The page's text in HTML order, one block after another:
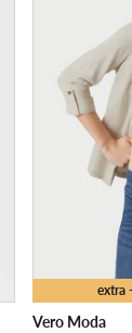
extra
Vero Moda